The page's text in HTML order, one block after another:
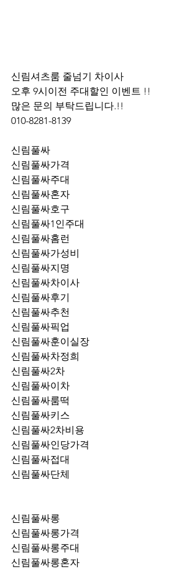
신림셔츠룸 줄넘기 차이사
오후 9시이전 주대할인 이벤트 !!
많은 문의 부탁드립니다.!!
010-8281-8139
신림풀싸
신림풀싸가격
신림풀싸주대
신림풀싸혼자
신림풀싸호구
신림풀싸1인주대
신림풀싸홈런
신림풀싸가성비
신림풀싸지명
신림풀싸차이사
신림풀싸후기
신림풀싸추천
신림풀싸훈이실장
신림풀싸차정희
신림풀싸2차
신림풀싸이차
신림풀싸룸떡
신림풀싸키스
신림풀싸2차비용
신림풀싸인당가격
신림풀싸접대
신림풀싸단체
신림풀싸롱
신림풀싸롱가격
신림풀싸롱주대
신림풀싸롱혼자